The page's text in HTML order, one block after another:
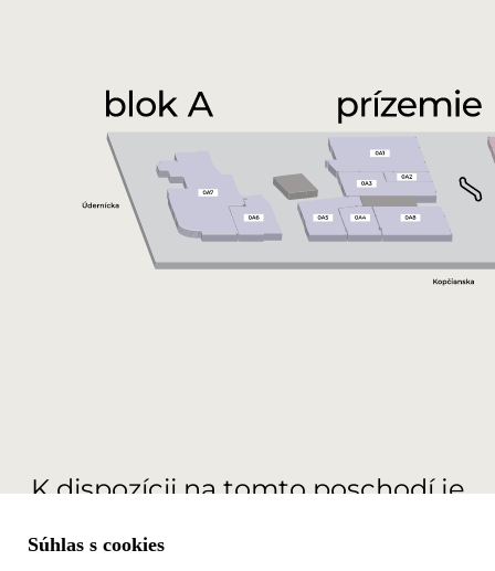
K dispozícii na tomto poschodí je
Súhlas s cookies